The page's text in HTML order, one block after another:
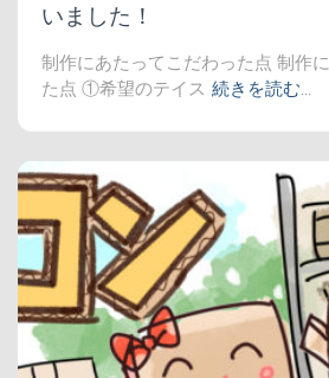
いました！
制作にあたってこだわった点 制作
た点 ①希望のテイス 続きを読む…